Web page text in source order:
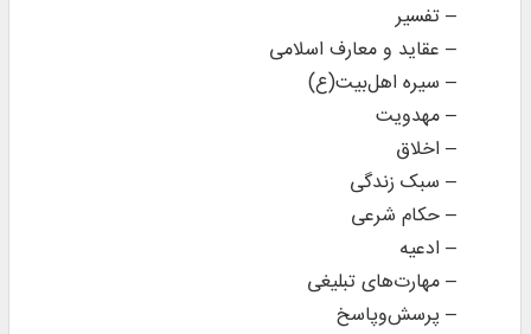
– تفسیر
– عقاید و معارف اسلامی
– سیره اهل‌بیت(ع)
– مهدویت
– اخلاق
– سبک زندگی
– حکام شرعی
– ادعیه
– مهارت‌های تبلیغی
– پرسش‌وپاسخ